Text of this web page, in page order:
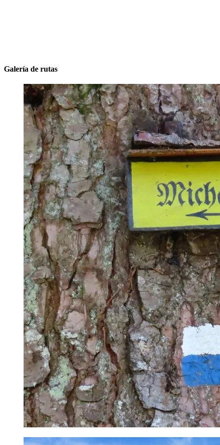
Galería de rutas